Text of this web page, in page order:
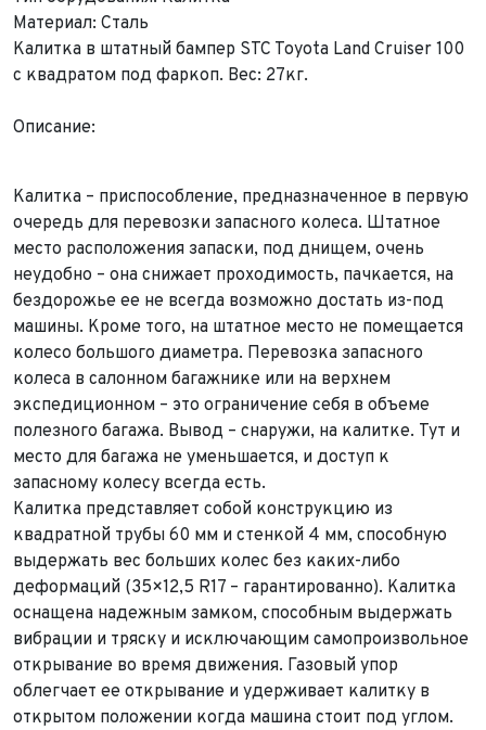
Материал: Сталь
Калитка в штатный бампер STC Toyota Land Cruiser 100
с квадратом под фаркоп. Вес: 27кг.
Описание:
Калитка – приспособление, предназначенное в первую
очередь для перевозки запасного колеса. Штатное
место расположения запаски, под днищем, очень
неудобно – она снижает проходимость, пачкается, на
бездорожье ее не всегда возможно достать из-под
машины. Кроме того, на штатное место не помещается
колесо большого диаметра. Перевозка запасного
колеса в салонном багажнике или на верхнем
экспедиционном – это ограничение себя в объеме
полезного багажа. Вывод – снаружи, на калитке. Тут и
место для багажа не уменьшается, и доступ к
запасному колесу всегда есть.
Калитка представляет собой конструкцию из
квадратной трубы 60 мм и стенкой 4 мм, способную
выдержать вес больших колес без каких-либо
деформаций (35×12,5 R17 – гарантированно). Калитка
оснащена надежным замком, способным выдержать
вибрации и тряску и исключающим самопроизвольное
открывание во время движения. Газовый упор
облегчает ее открывание и удерживает калитку в
открытом положении когда машина стоит под углом.
Обратная связь
Имя*
Телефон*
Тема сообщения
Выкуп авто
ФИО*
Телефон*
E-mail*
Заявка на оценку
ФИО*
Телефон*